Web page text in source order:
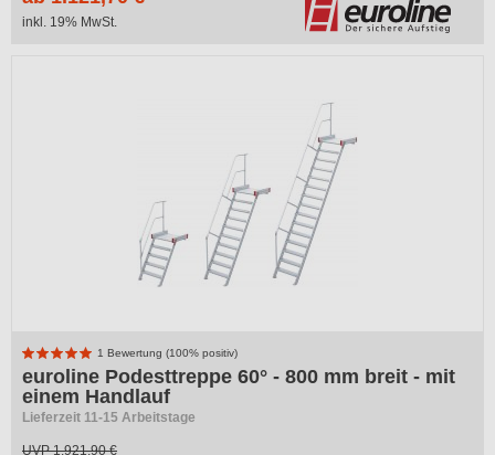
inkl. 19% MwSt.
1 Bewertung (100% positiv)
euroline Podesttreppe 60° - 800 mm breit - mit
einem Handlauf
Lieferzeit 11-15 Arbeitstage
UVP1.921,90 €